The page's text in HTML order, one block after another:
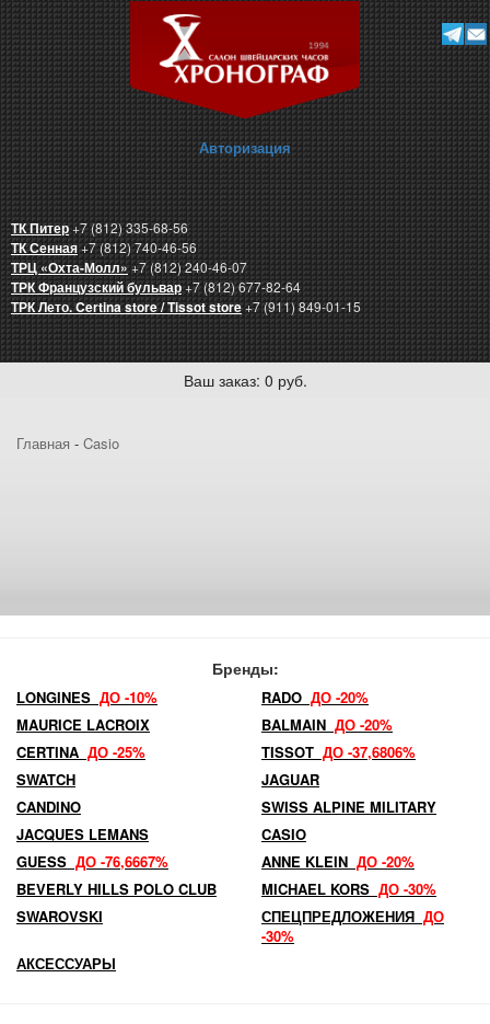
Авторизация
ТК Питер+7 (812) 335-68-56
ТК Сенная+7 (812) 740-46-56
ТРЦ «Охта-Молл»+7 (812) 240-46-07
ТРК Французский бульвар+7 (812) 677-82-64
ТРК Лето. Certina store / Tissot store+7 (911) 849-01-15
Ваш заказ: 0 руб.
Главная - Casio
Бренды:
LONGINES ДО -10% RADO ДО -20%
MAURICE LACROIX
BALMAIN ДО -20%
CERTINA ДО -25% TISSOT ДО -37,6806%
SWATCH
JAGUAR
CANDINO
SWISS ALPINE MILITARY
JACQUES LEMANS
CASIO
GUESS ДО -76,6667% ANNE KLEIN ДО -20%
BEVERLY HILLS POLO CLUB
MICHAEL KORS ДО -30%
SWAROVSKI
СПЕЦПРЕДЛОЖЕНИЯ ДО
-30%
АКСЕССУАРЫ